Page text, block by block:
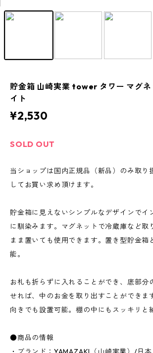
貯金箱 山崎実業 tower タワー マグネ
イト
¥2,530
SOLD OUT
当ショップは国内正規品（新品）のみ取り
してお買い求め頂けます。
貯金箱に見えないシンプルなデザインでイ
に馴染みます。マグネットで冷蔵庫など取
まま置いても使用できます。置き型貯金箱
能。
お札も折らずに入れることができ、底部分
せれば、中のお金を取り出すことができま
向きでも設置可能。棚の中にもスッキリと
●商品の情報